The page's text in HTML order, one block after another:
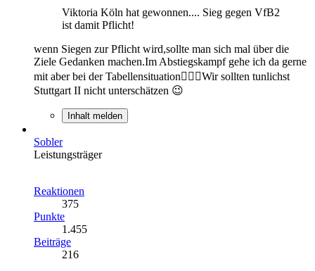
Viktoria Köln hat gewonnen.... Sieg gegen VfB2
ist damit Pflicht!
wenn Siegen zur Pflicht wird,sollte man sich mal über die
Ziele Gedanken machen.Im Abstiegskampf gehe ich da gerne
mit aber bei der Tabellensituation🤷🏼‍♂️Wir sollten tunlichst
Stuttgart II nicht unterschätzen 😉
Inhalt melden
Sobler
Leistungsträger
Reaktionen
375
Punkte
1.455
Beiträge
216